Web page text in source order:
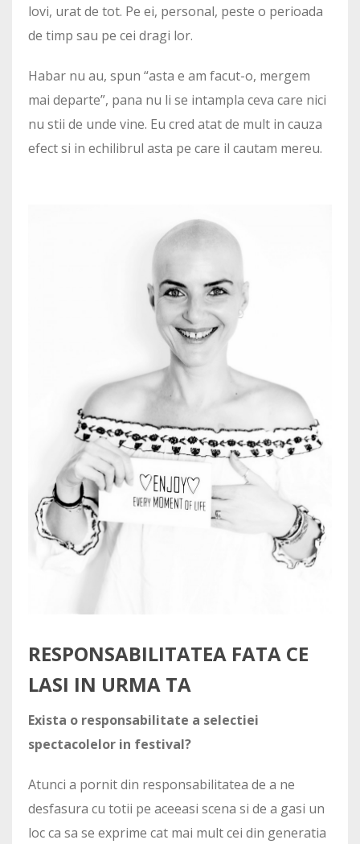
lovi, urat de tot. Pe ei, personal, peste o perioada
de timp sau pe cei dragi lor.
Habar nu au, spun “asta e am facut-o, mergem
mai departe”, pana nu li se intampla ceva care nici
nu stii de unde vine. Eu cred atat de mult in cauza
efect si in echilibrul asta pe care il cautam mereu.
RESPONSABILITATEA FATA CE
LASI IN URMA TA
Exista o responsabilitate a selectiei
spectacolelor in festival?
Atunci a pornit din responsabilitatea de a ne
desfasura cu totii pe aceeasi scena si de a gasi un
loc ca sa se exprime cat mai mult cei din generatia